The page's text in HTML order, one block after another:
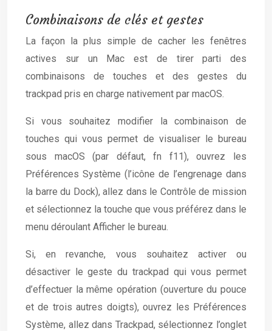
Combinaisons de clés et gestes
La façon la plus simple de cacher les fenêtres
actives sur un Mac est de tirer parti des
combinaisons de touches et des gestes du
trackpad pris en charge nativement par macOS.
Si vous souhaitez modifier la combinaison de
touches qui vous permet de visualiser le bureau
sous macOS (par défaut, fn f11), ouvrez les
Préférences Système (l’icône de l’engrenage dans
la barre du Dock), allez dans le Contrôle de mission
et sélectionnez la touche que vous préférez dans le
menu déroulant Afficher le bureau.
Si, en revanche, vous souhaitez activer ou
désactiver le geste du trackpad qui vous permet
d’effectuer la même opération (ouverture du pouce
et de trois autres doigts), ouvrez les Préférences
Système, allez dans Trackpad, sélectionnez l’onglet